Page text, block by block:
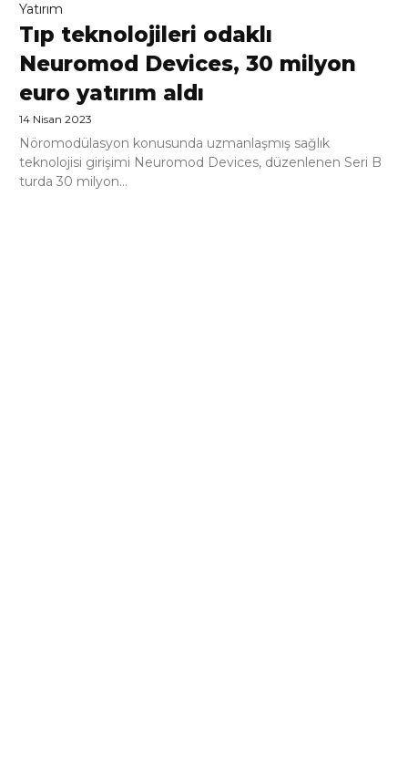
Yatırım
Tıp teknolojileri odaklı
Neuromod Devices, 30 milyon
euro yatırım aldı
14 Nisan 2023
Nöromodülasyon konusunda uzmanlaşmış sağlık
teknolojisi girişimi Neuromod Devices, düzenlenen Seri B
turda 30 milyon...